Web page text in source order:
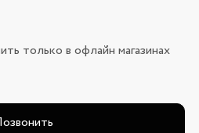
только в офлайн магазинах